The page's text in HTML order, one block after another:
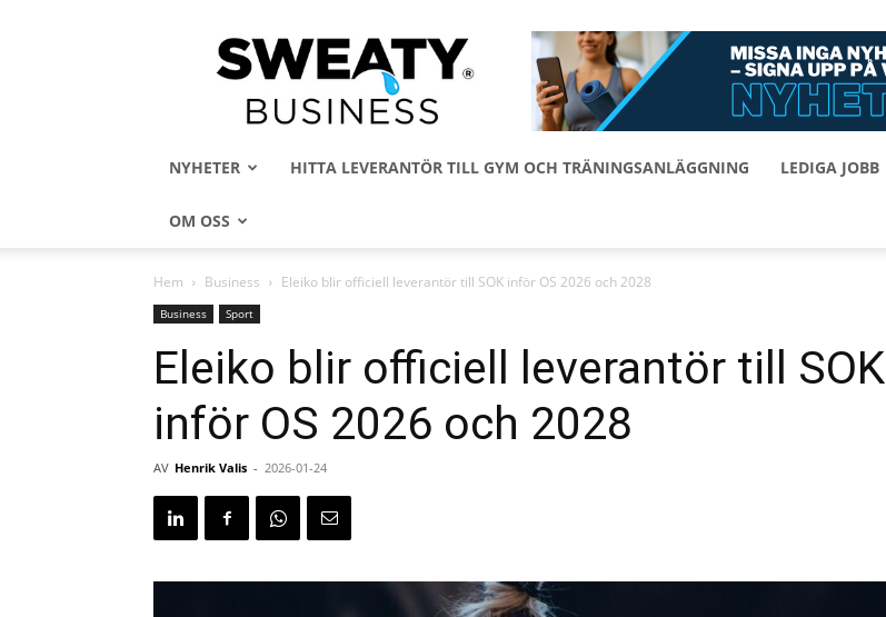
Sweaty
Business
NYHETER HITTA LEVERANTÖR TILL GYM OCH TRÄNINGSANLÄGGNING LEDIGA JOBB
OM OSS
Hem Business Eleiko blir officiell leverantör till SOK inför OS 2026 och 2028
Business Sport
Eleiko blir officiell leverantör till SOK
inför OS 2026 och 2028
AV Henrik Valis - 2026-01-24